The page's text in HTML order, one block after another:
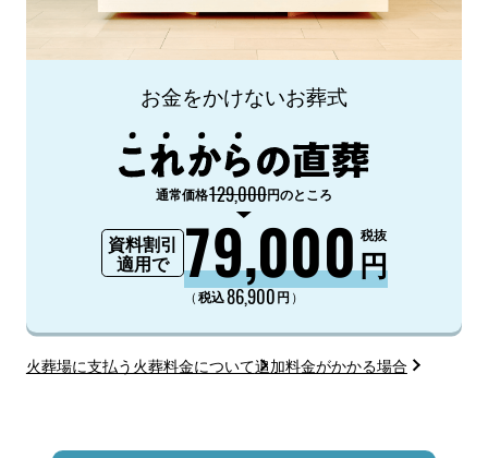
お金をかけないお葬式
通常価格129,000円のところ
資料割引
適用で
79,000円
税抜
（税込86,900円 ）
火葬場に支払う火葬料金について追加料金がかかる場合